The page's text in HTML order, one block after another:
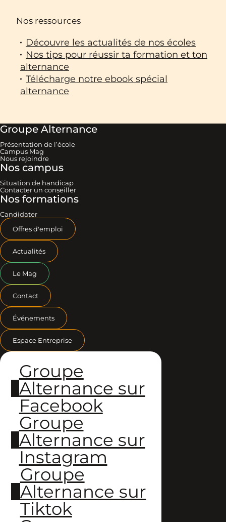
Nos ressources
Découvre les actualités de nos écoles
Nos tips pour réussir ta formation et ton
alternance
Télécharge notre ebook spécial
alternance
Groupe Alternance
Présentation de l’école
Campus Mag
Nous rejoindre
Nos campus
Situation de handicap
Contacter un conseiller
Nos formations
Candidater
Offres d'emploi
Actualités
Le Mag
Contact
Événements
Espace Entreprise
Groupe
Alternance sur
Facebook
Groupe
Alternance sur
Instagram
Groupe
Alternance sur
Tiktok